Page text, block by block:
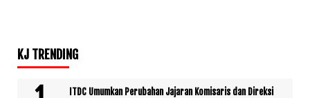
KJ TRENDING
ITDC Umumkan Perubahan Jajaran Komisaris dan Direksi